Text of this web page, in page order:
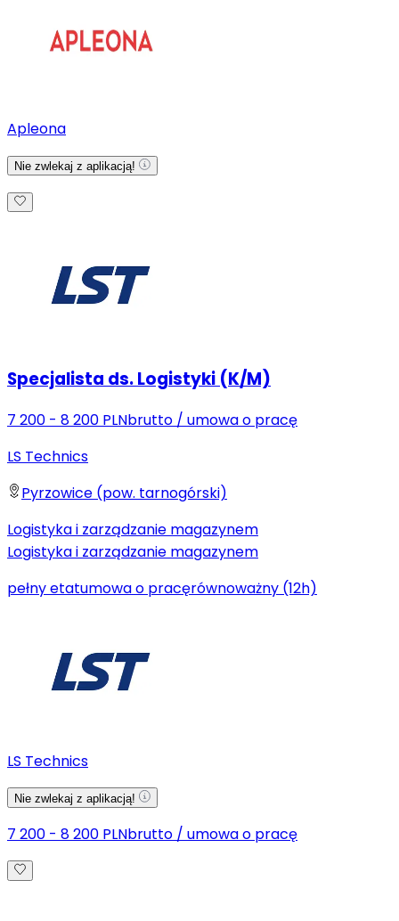
Apleona
Nie zwlekaj z aplikacją!
Specjalista ds. Logistyki (K/M)
7 200 - 8 200 PLNbrutto / umowa o pracę
LS Technics
Pyrzowice (pow. tarnogórski)
Logistyka i zarządzanie magazynem
Logistyka i zarządzanie magazynem
pełny etatumowa o pracęrównoważny (12h)
LS Technics
Nie zwlekaj z aplikacją!
7 200 - 8 200 PLNbrutto / umowa o pracę